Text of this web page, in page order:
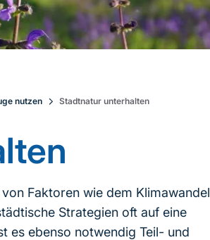
nutzen Stadtnatur unterhalten
Faktoren wie dem Klimawandel
Strategien oft auf eine
es ebenso notwendig Teil- und